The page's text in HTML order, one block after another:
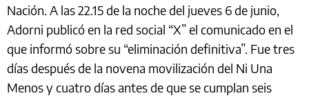
Nación. A las 22.15 de la noche del jueves 6 de junio,
Adorni publicó en la red social “X” el comunicado en el
que informó sobre su “eliminación definitiva”. Fue tres
días después de la novena movilización del Ni Una
Menos y cuatro días antes de que se cumplan seis